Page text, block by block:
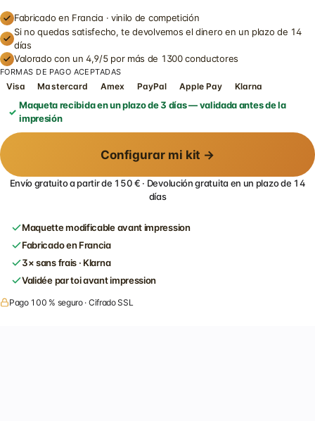
Fabricado en Francia · vinilo de competición
Si no quedas satisfecho, te devolvemos el dinero en un plazo de 14
días
Valorado con un 4,9/5 por más de 1300 conductores
FORMAS DE PAGO ACEPTADAS
Visa Mastercard Amex PayPal Apple Pay Klarna
Maqueta recibida en un plazo de 3 días — validada antes de la
impresión
Configurar mi kit →
Envío gratuito a partir de 150 € · Devolución gratuita en un plazo de 14
días
Maquette modificable avant impression
Fabricado en Francia
3× sans frais · Klarna
Validée par toi avant impression
Pago 100 % seguro · Cifrado SSL